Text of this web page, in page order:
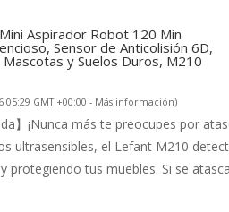
Aspirador Robot 120 Min
Sensor de Anticolisión 6D,
y Suelos Duros, M210
GMT +00:00 - Más información)
】¡Nunca más te preocupes por
ultrasensibles, el Lefant M210
protegiendo tus muebles. Si se